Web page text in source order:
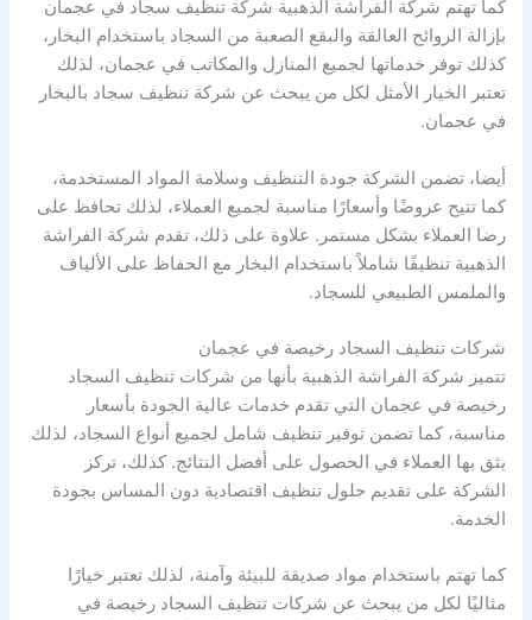
كما تهتم شركة الفراشة الذهبية شركة تنظيف سجاد في عجمان
بإزالة الروائح العالقة والبقع الصعبة من السجاد باستخدام البخار،
كذلك توفر خدماتها لجميع المنازل والمكاتب في عجمان، لذلك
تعتبر الخيار الأمثل لكل من يبحث عن شركة تنظيف سجاد بالبخار
في عجمان.
أيضا، تضمن الشركة جودة التنظيف وسلامة المواد المستخدمة،
كما تتيح عروضًا وأسعارًا مناسبة لجميع العملاء، لذلك تحافظ على
رضا العملاء بشكل مستمر. علاوة على ذلك، تقدم شركة الفراشة
الذهبية تنظيفًا شاملاً باستخدام البخار مع الحفاظ على الألياف
والملمس الطبيعي للسجاد.
شركات تنظيف السجاد رخيصة في عجمان
تتميز شركة الفراشة الذهبية بأنها من شركات تنظيف السجاد
رخيصة في عجمان التي تقدم خدمات عالية الجودة بأسعار
مناسبة، كما تضمن توفير تنظيف شامل لجميع أنواع السجاد، لذلك
يثق بها العملاء في الحصول على أفضل النتائج. كذلك، تركز
الشركة على تقديم حلول تنظيف اقتصادية دون المساس بجودة
الخدمة.
كما تهتم باستخدام مواد صديقة للبيئة وآمنة، لذلك تعتبر خيارًا
مثاليًا لكل من يبحث عن شركات تنظيف السجاد رخيصة في